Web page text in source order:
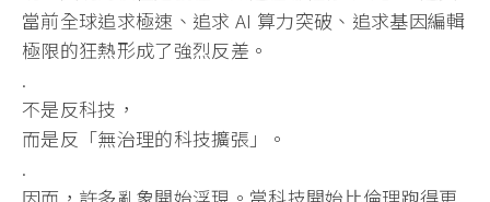
當前全球追求極速、追求 AI 算力突破、追求基因編輯
極限的狂熱形成了強烈反差。
.
不是反科技，
而是反「無治理的科技擴張」。
.